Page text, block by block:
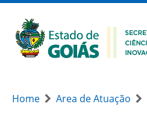
Home Area de Atuação